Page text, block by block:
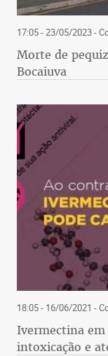
17:05 - 23/05/2023-
Morte de
Bocaiuva
18:05 - 16/06/2021 -
Ivermectina em
intoxicação e